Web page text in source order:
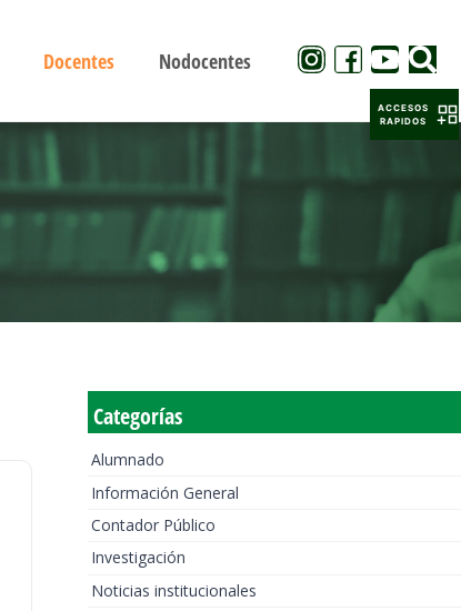
Docentes Nodocentes
Categorías
Alumnado
Información General
Contador Público
Investigación
Noticias institucionales
ACCESOS
RAPIDOS